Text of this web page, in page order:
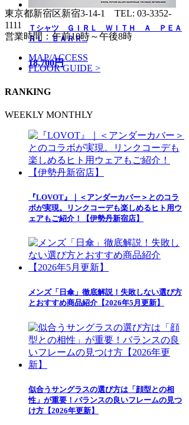
Ｔシャツ ＧＩＲＬ ＷＩＴＨ Ａ ＰＥＡ
ＲＬ ＥＡＲＲ...
18,700円
東京都新宿区新宿3-14-1 TEL: 03-3352-
1111
営業時間：午前10時～午後8時
MAP/ACCESS
FLOOR GUIDE >
RANKING
WEEKLY MONTHLY
『LOVOT』｜＜アンダーカバー＞とのコラ
ボが実現。リンクコーデも楽しめるヒト用ウ
ェアもご紹介！【伊勢丹新宿店】
メンズ「日傘」徹底解説！失敗しない選び方
とおすすめ商品紹介【2026年5月更新】
似合うサングラスの選び方は「顔型との相
性」が重要！バランスの良いフレームの見つ
け方【2026年更新】